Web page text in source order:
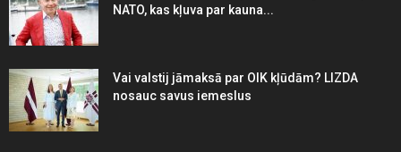
NATO, kas kļuva par kauna...
Vai valstij jāmaksā par OIK kļūdām? LIZDA
nosauc savus iemeslus